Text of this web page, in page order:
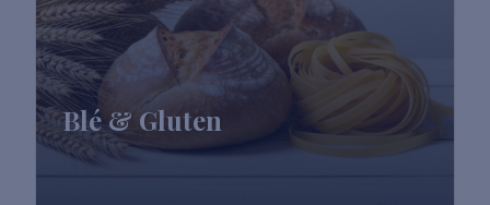
Blé & Gluten